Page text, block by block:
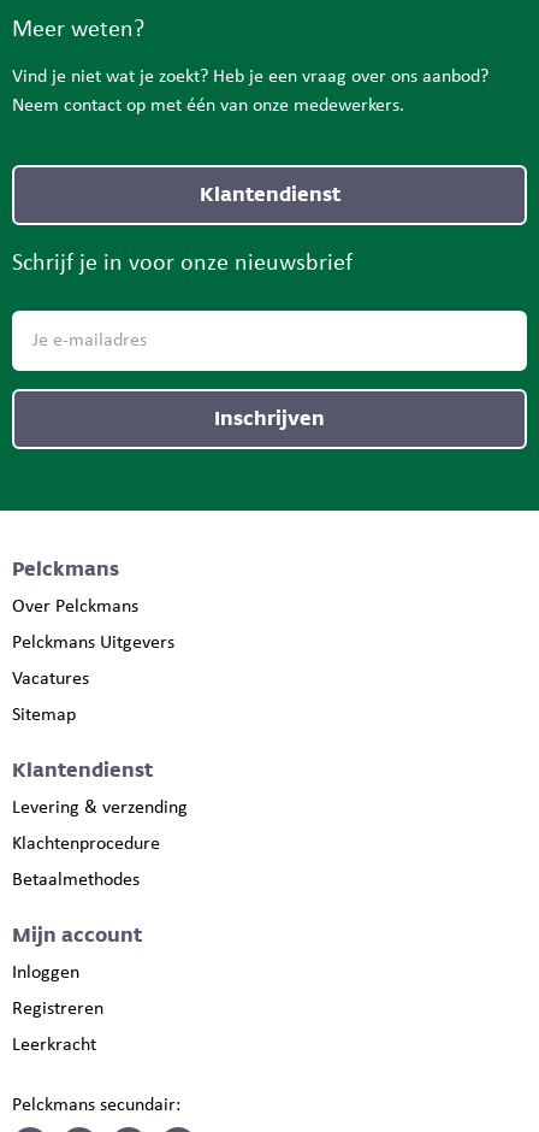
Meer weten?
Vind je niet wat je zoekt? Heb je een vraag over ons aanbod?
Neem contact op met één van onze medewerkers.
Klantendienst
Schrijf je in voor onze nieuwsbrief
Inschrijven
Pelckmans
Over Pelckmans
Pelckmans Uitgevers
Vacatures
Sitemap
Klantendienst
Levering & verzending
Klachtenprocedure
Betaalmethodes
Mijn account
Inloggen
Registreren
Leerkracht
Pelckmans secundair: